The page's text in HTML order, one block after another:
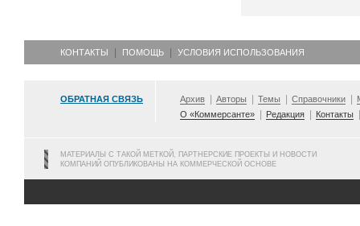
КОНТАКТЫ ПОМОЩЬ УСЛОВИЯ ИСПОЛЬЗОВАНИЯ
ОБРАТНАЯ СВЯЗЬ Архив Авторы Темы Справочники
О «Коммерсанте»
Редакция Контакты
МАТЕРИАЛЫ С ТАКОЙ МЕТКОЙ, ПАРТНЕРСКИЕ ПРОЕКТЫ И НОВОСТИ
КОМПАНИЙ ОПУБЛИКОВАНЫ НА КОММЕРЧЕСКОЙ ОСНОВЕ